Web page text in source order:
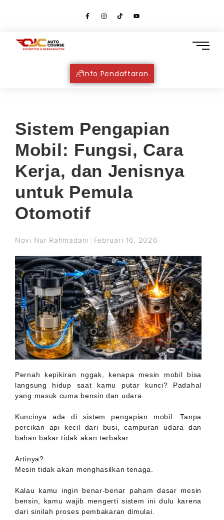
Info Pendaftaran
Sistem Pengapian
Mobil: Fungsi, Cara
Kerja, dan Jenisnya
untuk Pemula
Otomotif
Novi Nur Rahmadani Februari 16, 2026
Pernah kepikiran nggak, kenapa mesin mobil bisa
langsung hidup saat kamu putar kunci? Padahal
yang masuk cuma bensin dan udara.
Kuncinya ada di sistem pengapian mobil. Tanpa
percikan api kecil dari busi, campuran udara dan
bahan bakar tidak akan terbakar.
Artinya?
Mesin tidak akan menghasilkan tenaga.
Kalau kamu ingin benar-benar paham dasar mesin
bensin, kamu wajib mengerti sistem ini dulu karena
dari sinilah proses pembakaran dimulai.